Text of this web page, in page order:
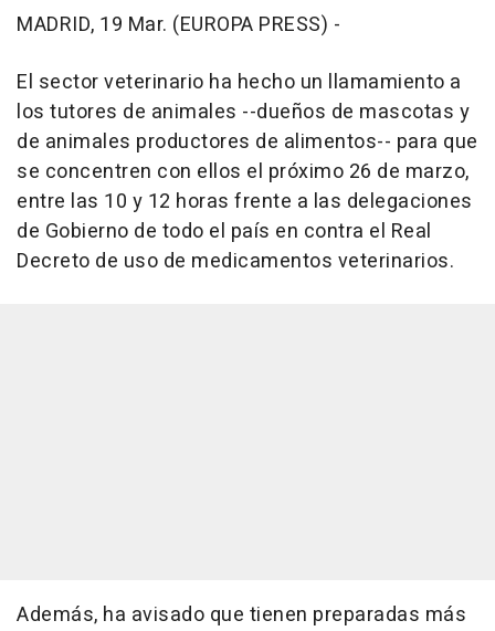
MADRID, 19 Mar. (EUROPA PRESS) -
El sector veterinario ha hecho un llamamiento a
los tutores de animales --dueños de mascotas y
de animales productores de alimentos-- para que
se concentren con ellos el próximo 26 de marzo,
entre las 10 y 12 horas frente a las delegaciones
de Gobierno de todo el país en contra el Real
Decreto de uso de medicamentos veterinarios.
Además, ha avisado que tienen preparadas más